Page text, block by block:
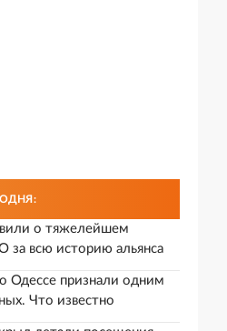
о тяжелейшем
за всю историю альянса
Одессе признали одним
Что известно